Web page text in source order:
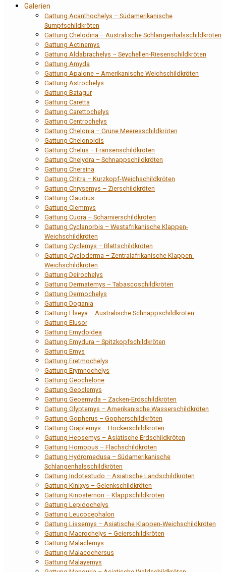
Galerien
Gattung Acanthochelys – Südamerikanische
Sumpfschildkröten
Gattung Chelodina – Australische Schlangenhalsschildkröten
Gattung Actinemys
Gattung Aldabrachelys – Seychellen-Riesenschildkröten
Gattung Amyda
Gattung Apalone – Amerikanische Weichschildkröten
Gattung Astrochelys
Gattung Batagur
Gattung Caretta
Gattung Carettochelys
Gattung Centrochelys
Gattung Chelonia – Grüne Meeresschildkröten
Gattung Chelonoidis
Gattung Chelus – Fransenschildkröten
Gattung Chelydra – Schnappschildkröten
Gattung Chersina
Gattung Chitra – Kurzkopf-Weichschildkröten
Gattung Chrysemys – Zierschildkröten
Gattung Claudius
Gattung Clemmys
Gattung Cuora – Scharnierschildkröten
Gattung Cyclanorbis – Westafrikanische Klappen-
Weichschildkröten
Gattung Cyclemys – Blattschildkröten
Gattung Cycloderma – Zentralafrikanische Klappen-
Weichschildkröten
Gattung Deirochelys
Gattung Dermatemys – Tabascoschildkröten
Gattung Dermochelys
Gattung Dogania
Gattung Elseya – Australische Schnappschildkröten
Gattung Elusor
Gattung Emydoidea
Gattung Emydura – Spitzkopfschildkröten
Gattung Emys
Gattung Eretmochelys
Gattung Erymnochelys
Gattung Geochelone
Gattung Geoclemys
Gattung Geoemyda – Zacken-Erdschildkröten
Gattung Glyptemys – Amerikanische Wasserschildkröten
Gattung Gopherus – Gopherschildkröten
Gattung Graptemys – Höckerschildkröten
Gattung Heosemys – Asiatische Erdschildkröten
Gattung Homopus – Flachschildkröten
Gattung Hydromedusa – Südamerikanische
Schlangenhalsschildkröten
Gattung Indotestudo – Asiatische Landschildkröten
Gattung Kinixys – Gelenkschildkröten
Gattung Kinosternon – Klappschildkröten
Gattung Lepidochelys
Gattung Leucocephalon
Gattung Lissemys – Asiatische Klappen-Weichschildkröten
Gattung Macrochelys – Geierschildkröten
Gattung Malaclemys
Gattung Malacochersus
Gattung Malayemys